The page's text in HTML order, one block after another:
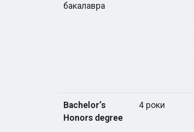
бакалавра
Bachelor‘s
Honors degree
4 роки